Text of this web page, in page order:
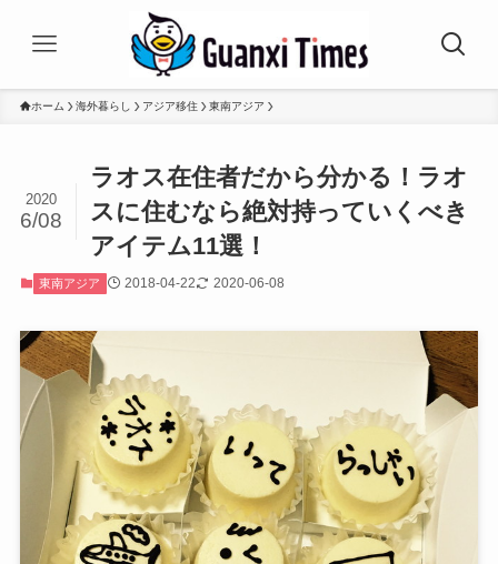
ホーム 海外暮らし アジア移住 東南アジア
ラオス在住者だから分かる！ラオ
スに住むなら絶対持っていくべき
アイテム11選！
2020
6/08
東南アジア 2018-04-22 2020-06-08